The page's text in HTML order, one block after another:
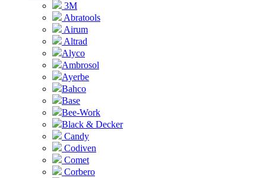
3M
Abratools
Airum
Altrad
Alyco
Ambrosol
Ayerbe
Bahco
Base
Bee-Work
Black & Decker
Candy
Codiven
Comet
Corbero